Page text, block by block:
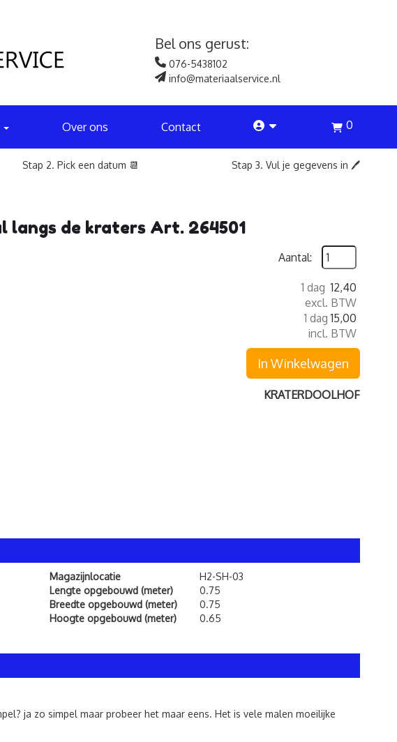
Bel ons gerust:
076-5438102
info@materiaalservice.nl
Over ons Contact account 0
Stap 2. Pick een datum 📆 Stap 3. Vul je gegevens in 🖊️
de kraters Art. 264501
Aantal:
1 dag 12,40
excl. BTW
1 dag 15,00
incl. BTW
In Winkelwagen
KRATERDOOLHOF
Magazijnlocatie
H2-SH-03
Lengte opgebouwd (meter)
0.75
Breedte opgebouwd (meter)
0.75
Hoogte opgebouwd (meter)
0.65
ja zo simpel maar probeer het maar eens. Het is vele malen moeilijke